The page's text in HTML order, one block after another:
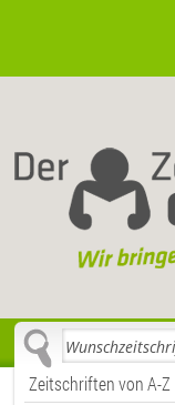
Zeitschriften von A-Z